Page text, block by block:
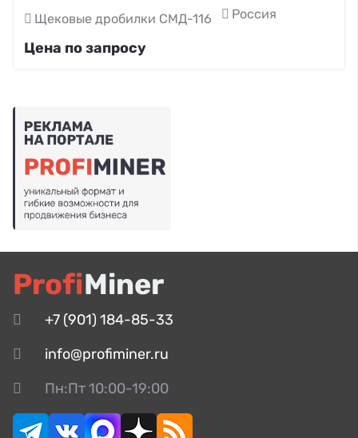
Щековые дробилки СМД-116 Россия
Цена по запросу
ProfiMiner
+7 (901) 184-85-33
info@profiminer.ru
Пн:Пт 10:00-19:00